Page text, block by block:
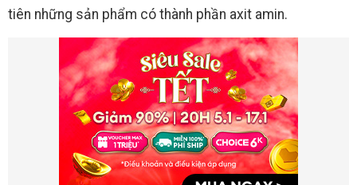
tiên những sản phẩm có thành phần axit amin.